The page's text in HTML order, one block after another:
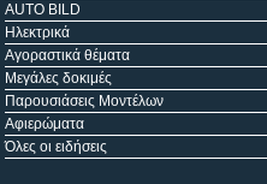
AUTO BILD
Ηλεκτρικά
Αγοραστικά θέματα
Μεγάλες δοκιμές
Παρουσιάσεις Μοντέλων
Αφιερώματα
Όλες οι ειδήσεις